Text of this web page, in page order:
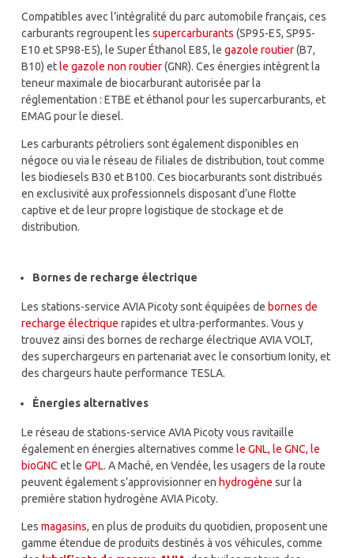
Compatibles avec l’intégralité du parc automobile français, ces
carburants regroupent lessupercarburants (SP95-E5, SP95-
E10 et SP98-E5), le Super Éthanol E85, legazole routier(B7,
B10) etle gazole non routier(GNR). Ces énergies intègrent la
teneur maximale de biocarburant autorisée par la
réglementation : ETBE et éthanol pour les supercarburants, et
EMAG pour le diesel.
Les carburants pétroliers sont également disponibles en
négoce ou via le réseau de filiales de distribution, tout comme
les biodiesels B30 et B100. Ces biocarburants sont distribués
en exclusivité aux professionnels disposant d’une flotte
captive et de leur propre logistique de stockage et de
distribution.
Bornes de recharge électrique
Les stations-service AVIA Picoty sont équipées de bornes de
recharge électrique rapides et ultra-performantes. Vous y
trouvez ainsi des bornes de recharge électrique AVIA VOLT,
des superchargeurs en partenariat avec le consortium Ionity, et
des chargeurs haute performance TESLA.
Énergies alternatives
Le réseau de stations-service AVIA Picoty vous ravitaille
également en énergies alternatives commele GNL, le GNC, le
bioGNC et leGPL. A Maché, en Vendée, les usagers de la route
peuvent également s’approvisionner en hydrogène sur la
première station hydrogène AVIA Picoty.
Lesmagasins, en plus de produits du quotidien, proposent une
gamme étendue de produits destinés à vos véhicules, comme